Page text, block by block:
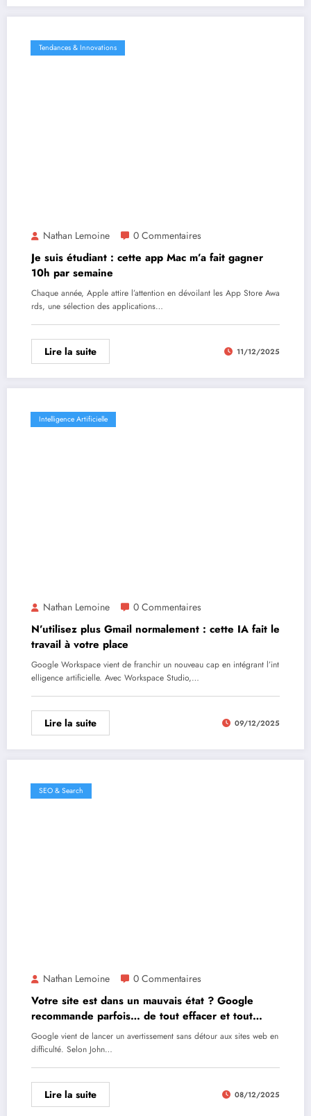
Tendances & Innovations
Nathan Lemoine 0 Commentaires
Je suis étudiant : cette app Mac m’a fait gagner
10h par semaine
Chaque année, Apple attire l’attention en dévoilant les App Store Awa
rds, une sélection des applications…
Lire la suite 11/12/2025
Intelligence Artificielle
Nathan Lemoine 0 Commentaires
N’utilisez plus Gmail normalement : cette IA fait le
travail à votre place
Google Workspace vient de franchir un nouveau cap en intégrant l’int
elligence artificielle. Avec Workspace Studio,…
Lire la suite 09/12/2025
SEO & Search
Nathan Lemoine 0 Commentaires
Votre site est dans un mauvais état ? Google
recommande parfois… de tout effacer et tout
recommencer
Google vient de lancer un avertissement sans détour aux sites web en
difficulté. Selon John…
Lire la suite 08/12/2025